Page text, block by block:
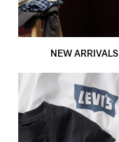
NEW ARRIVALS